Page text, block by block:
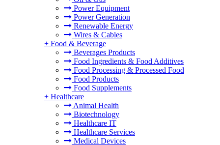
Power Equipment
Power Generation
Renewable Energy
Wires & Cables
+ Food & Beverage
Beverages Products
Food Ingredients & Food Additives
Food Processing & Processed Food
Food Products
Food Supplements
+ Healthcare
Animal Health
Biotechnology
Healthcare IT
Healthcare Services
Medical Devices